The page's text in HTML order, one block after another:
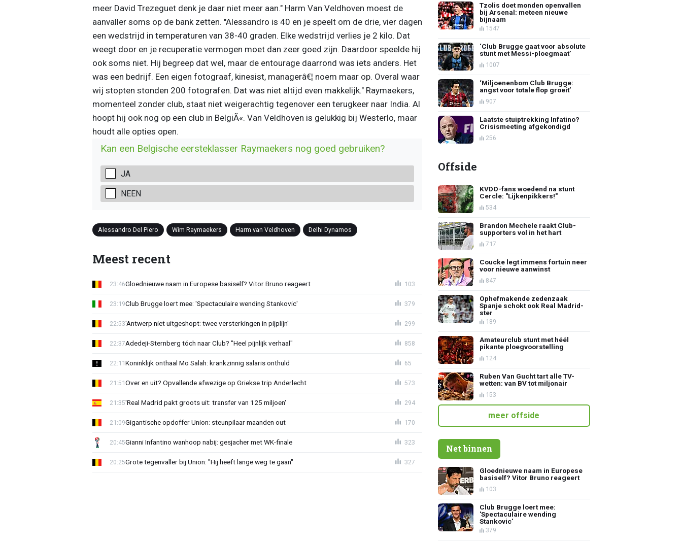
meer David Trezeguet denk je daar niet meer aan." Harm Van Veldhoven moest de
aanvaller soms op de bank zetten. "Alessandro is 40 en je speelt om de drie, vier dagen
een wedstrijd in temperaturen van 38-40 graden. Elke wedstrijd verlies je 2 kilo. Dat
weegt door en je recuperatie vermogen moet dan zeer goed zijn. Daardoor speelde hij
ook soms niet. Hij begreep dat wel, maar de entourage daarrond was iets anders. Het
was een bedrijf. Een eigen fotograaf, kinesist, managerâ€¦ noem maar op. Overal waar
wij stopten stonden 200 fotografen. Dat was niet altijd even makkelijk." Raymaekers,
momenteel zonder club, staat niet weigerachtig tegenover een terugkeer naar India. Al
hoopt hij ook nog op een club in BelgiÃ«. Van Veldhoven is gelukkig bij Westerlo, maar
houdt alle opties open.
Kan een Belgische eersteklasser Raymaekers nog goed gebruiken?
JA
NEEN
Alessandro Del Piero Wim Raymaekers Harm van Veldhoven Delhi Dynamos
Meest recent
Gloednieuwe naam in Europese basiself? Vitor Bruno reageert
23:46 103
Club Brugge loert mee: 'Spectaculaire wending Stankovic'
23:19 379
'Antwerp niet uitgeshopt: twee versterkingen in pijplijn'
22:53 299
Adedeji-Sternberg tóch naar Club? "Heel pijnlijk verhaal"
22:37 858
Koninklijk onthaal Mo Salah: krankzinnig salaris onthuld
22:11 65
Over en uit? Opvallende afwezige op Griekse trip Anderlecht
21:51 573
'Real Madrid pakt groots uit: transfer van 125 miljoen'
21:35 294
Gigantische opdoffer Union: steunpilaar maanden out
21:09 170
Gianni Infantino wanhoop nabij: gesjacher met WK-finale
20:45 323
Grote tegenvaller bij Union: "Hij heeft lange weg te gaan"
20:25 327
Tzolis doet monden openvallen
bij Arsenal: meteen nieuwe
bijnaam
1547
‘Club Brugge gaat voor absolute
stunt met Messi-ploegmaat’
1007
‘Miljoenenbom Club Brugge:
angst voor totale flop groeit’
907
Laatste stuiptrekking Infatino?
Crisismeeting afgekondigd
256
Offside
KVDO-fans woedend na stunt
Cercle: "Lijkenpikkers!"
534
Brandon Mechele raakt Club-
supporters vol in het hart
717
Coucke legt immens fortuin neer
voor nieuwe aanwinst
847
Ophefmakende zedenzaak
Spanje schokt ook Real Madrid-
ster
189
Amateurclub stunt met héél
pikante ploegvoorstelling
124
Ruben Van Gucht tart alle TV-
wetten: van BV tot miljonair
153
meer offside
Net binnen
Gloednieuwe naam in Europese
basiself? Vitor Bruno reageert
103
Club Brugge loert mee:
'Spectaculaire wending
Stankovic'
379